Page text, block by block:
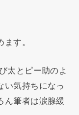
す。
太とピー助のよ
い気持ちになっ
ん筆者は涙腺緩